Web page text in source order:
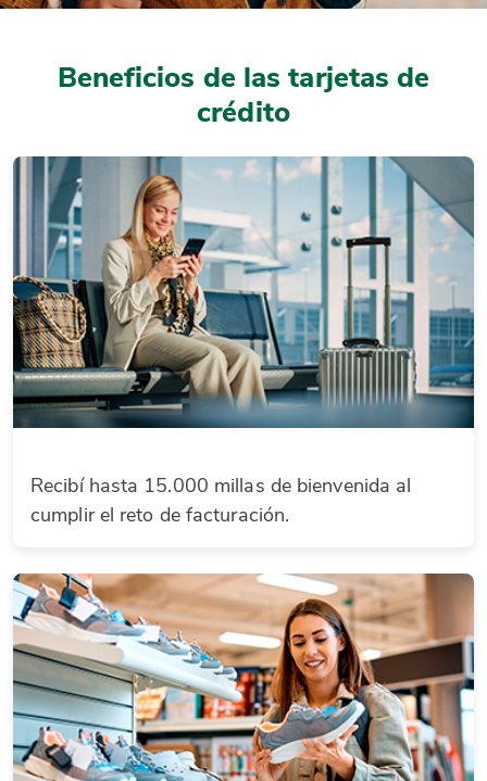
Beneficios de las tarjetas de
crédito
Recibí hasta 15.000 millas de bienvenida al
cumplir el reto de facturación.